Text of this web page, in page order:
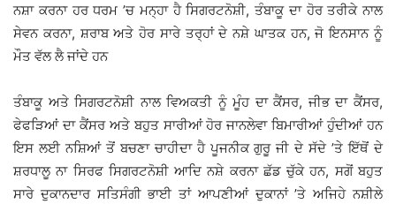
ਨਸ਼ਾ ਕਰਨਾ ਹਰ ਧਰਮ ’ਚ ਮਨ੍ਹਾ ਹੈ ਸਿਗਰਟਨੋਸ਼ੀ, ਤੰਬਾਕੂ ਦਾ ਹੋਰ ਤਰੀਕੇ ਨਾਲ
ਸੇਵਨ ਕਰਨਾ, ਸ਼ਰਾਬ ਅਤੇ ਹੋਰ ਸਾਰੇ ਤਰ੍ਹਾਂ ਦੇ ਨਸ਼ੇ ਘਾਤਕ ਹਨ, ਜੋ ਇਨਸਾਨ ਨੂੰ
ਮੌਤ ਵੱਲ ਲੈ ਜਾਂਦੇ ਹਨ
ਤੰਬਾਕੂ ਅਤੇ ਸਿਗਰਟਨੋਸ਼ੀ ਨਾਲ ਵਿਅਕਤੀ ਨੂੰ ਮੂੰਹ ਦਾ ਕੈਂਸਰ, ਜੀਭ ਦਾ ਕੈਂਸਰ,
ਫੇਫੜਿਆਂ ਦਾ ਕੈਂਸਰ ਅਤੇ ਬਹੁਤ ਸਾਰੀਆਂ ਹੋਰ ਜਾਨਲੇਵਾ ਬਿਮਾਰੀਆਂ ਹੁੰਦੀਆਂ ਹਨ
ਇਸ ਲਈ ਨਸ਼ਿਆਂ ਤੋਂ ਬਚਣਾ ਚਾਹੀਦਾ ਹੈ ਪੂਜਨੀਕ ਗੁਰੂ ਜੀ ਦੇ ਸੱਦੇ ’ਤੇ ਇੱਥੋਂ ਦੇ
ਸ਼ਰਧਾਲੂ ਨਾ ਸਿਰਫ ਸਿਗਰਟਨੋਸ਼ੀ ਆਦਿ ਨਸ਼ੇ ਕਰਨਾ ਛੱਡ ਚੁੱਕੇ ਹਨ, ਸਗੋਂ ਬਹੁਤ
ਸਾਰੇ ਦੁਕਾਨਦਾਰ ਸਤਿਸੰਗੀ ਭਾਈ ਤਾਂ ਆਪਣੀਆਂ ਦੁਕਾਨਾਂ ’ਤੇ ਅਜਿਹੇ ਨਸ਼ੀਲੇ